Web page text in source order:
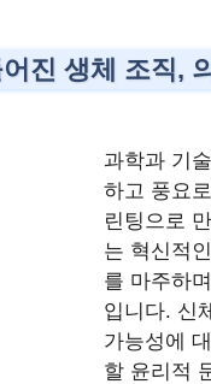
진 생체 조직,
과학과 기
하고 풍요
린팅으로
는 혁신적
를 마주하
입니다. 신
가능성에
할 윤리적